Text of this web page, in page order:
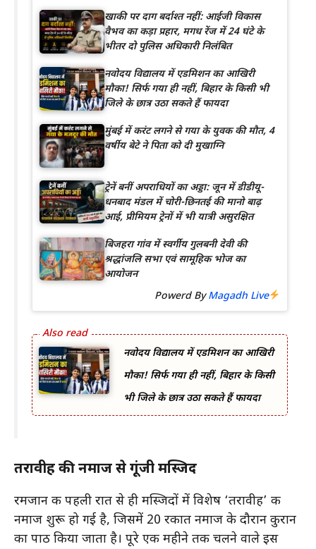
खाकी पर दाग बर्दाश्त नहीं: आईजी विकास
वैभव का कड़ा प्रहार, मगध रेंज में 24 घंटे के
भीतर दो पुलिस अधिकारी निलंबित
नवोदय विद्यालय में एडमिशन का आखिरी
मौका! सिर्फ गया ही नहीं, बिहार के किसी भी
जिले के छात्र उठा सकते हैं फायदा
मुंबई में करंट लगने से गया के युवक की मौत, 4
वर्षीय बेटे ने पिता को दी मुखाग्नि
ट्रेनें बनीं अपराधियों का अड्डा: जून में डीडीयू-
धनबाद मंडल में चोरी-छिनतई की मानो बाढ़
आई, प्रीमियम ट्रेनों में भी यात्री असुरक्षित
बिजहरा गांव में स्वर्गीय गुलबनी देवी की
श्रद्धांजलि सभा एवं सामूहिक भोज का
आयोजन
Powerd ByMagadh Live
नवोदय विद्यालय में एडमिशन का आखिरी
मौका! सिर्फ गया ही नहीं, बिहार के किसी
भी जिले के छात्र उठा सकते हैं फायदा
तरावीह की नमाज से गूंजी मस्जिदें
रमजान की पहली रात से ही मस्जिदों में विशेष ‘तरावीह’ की
नमाज शुरू हो गई है, जिसमें 20 रकात नमाज के दौरान कुरान
का पाठ किया जाता है। पूरे एक महीने तक चलने वाले इस